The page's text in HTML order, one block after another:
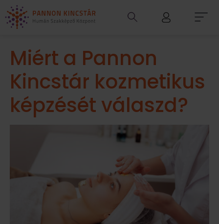
Miért a Pannon
Kincstár kozmetikus
képzését válaszd?